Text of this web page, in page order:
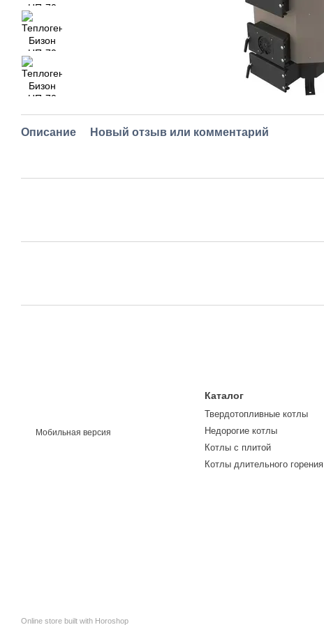
Описание Новый отзыв или комментарий
Мобильная версия
Online store built with Horoshop
Каталог
Твердотопливные котлы
Недорогие котлы
Котлы с плитой
Котлы длительного горения